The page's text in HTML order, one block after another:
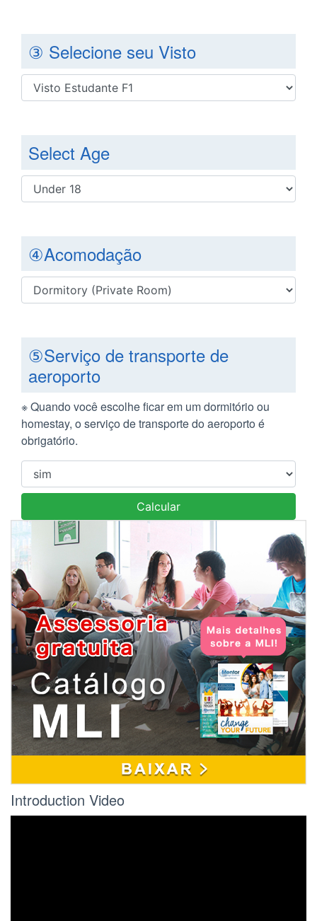
③ Selecione seu Visto
Select Age
④Acomodação
⑤Serviço de transporte de
aeroporto
※ Quando você escolhe ficar em um dormitório ou
homestay, o serviço de transporte do aeroporto é
obrigatório.
Calcular
Introduction Video